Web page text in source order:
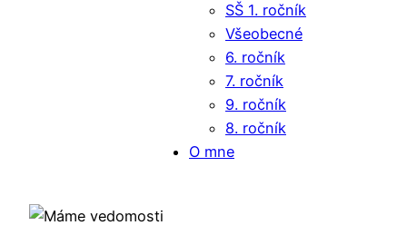
SŠ 1. ročník
Všeobecné
6. ročník
7. ročník
9. ročník
8. ročník
O mne